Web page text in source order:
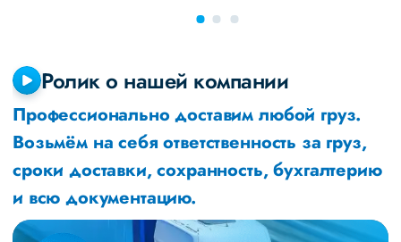
Ролик о нашей компании
Профессионально доставим любой груз.
Возьмём на себя ответственность за груз,
сроки доставки, сохранность, бухгалтерию
и всю документацию.